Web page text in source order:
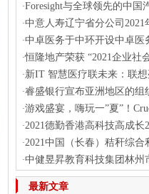
·Foresight与全球领先的中国
·中意人寿辽宁省分公司2021
·中卓医务于中环开设中卓医
·恒隆地产荣获 “2021企业社
·新IT 智慧医疗联未来：联想
·睿盛银行宣布亚洲地区的组
·游戏盛宴，嗨玩一”夏”！
·2021德勤香港高科技高成长
·2021中国（长春）秸秆综合
·中健昱昇教育科技集团林州
最新文章